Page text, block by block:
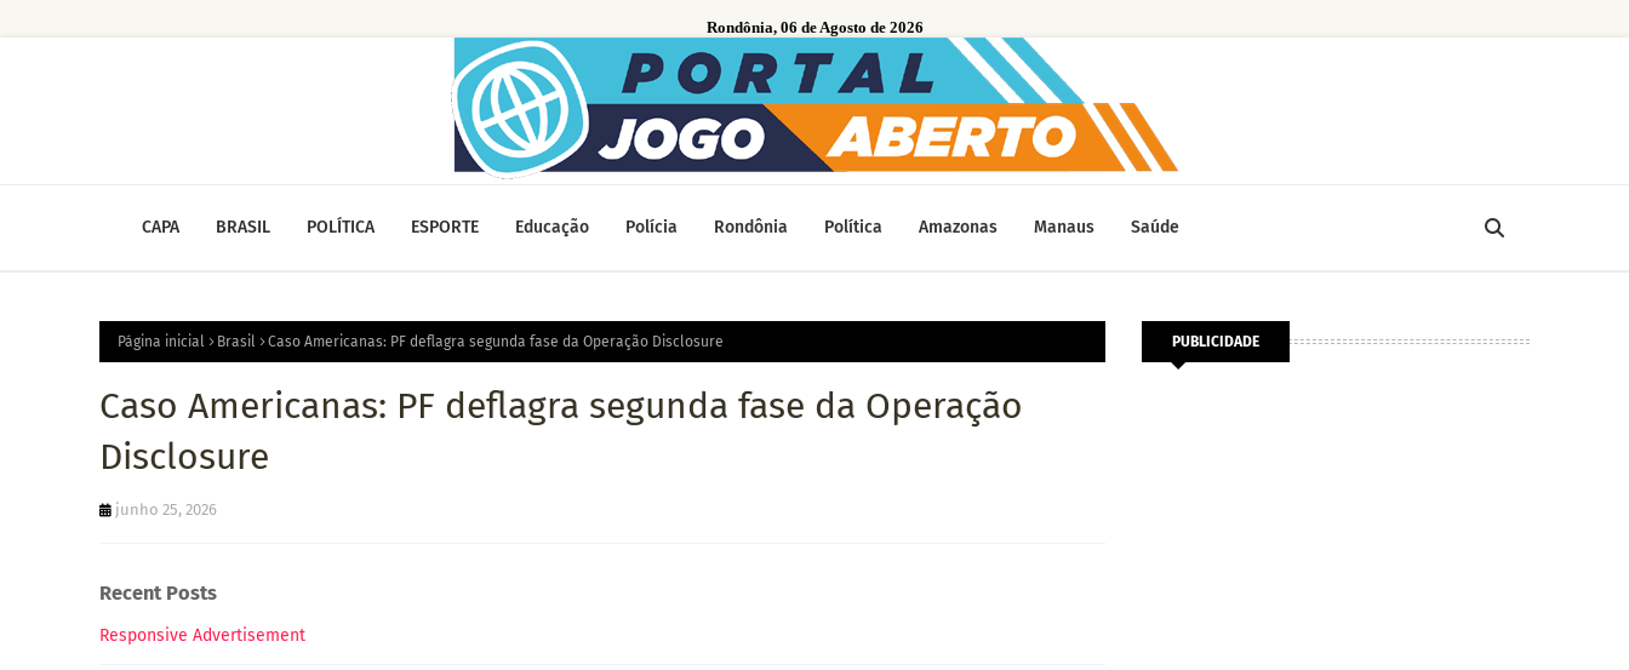
Rondônia, 06 de Agosto de 2026
CAPA BRASIL POLÍTICA ESPORTE Educação Polícia Rondônia Política Amazonas Manaus Saúde
Página inicial Brasil Caso Americanas: PF deflagra segunda fase da Operação Disclosure
Caso Americanas: PF deflagra segunda fase da Operação
Disclosure
junho 25, 2026
Recent Posts
Responsive Advertisement
PUBLICIDADE